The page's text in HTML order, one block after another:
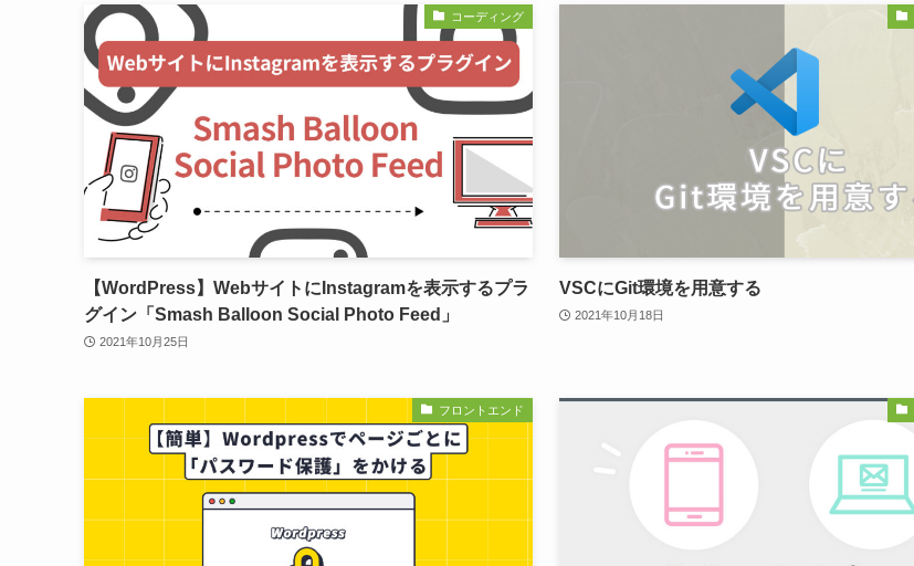
コーディング
【WordPress】WebサイトにInstagramを表示するプラ
グイン「Smash Balloon Social Photo Feed」
2021年10月25日
VSCにGit環境を用意する
2021年10月18日
フロントエンド